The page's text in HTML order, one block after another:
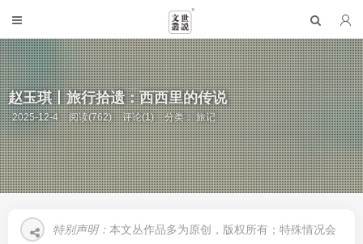
赵玉琪丨旅行拾遗：西西里的传说
2025-12-4 阅读(762) 评论(1) 分类：旅记
特别声明： 本文丛作品多为原创，版权所有；特殊情况会